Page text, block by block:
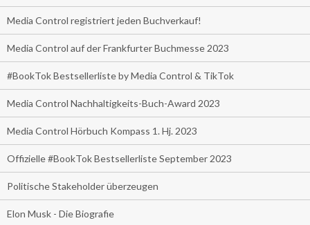
Media Control registriert jeden Buchverkauf!
Media Control auf der Frankfurter Buchmesse 2023
#BookTok Bestsellerliste by Media Control & TikTok
Media Control Nachhaltigkeits-Buch-Award 2023
Media Control Hörbuch Kompass 1. Hj. 2023
Offizielle #BookTok Bestsellerliste September 2023
Politische Stakeholder überzeugen
Elon Musk - Die Biografie